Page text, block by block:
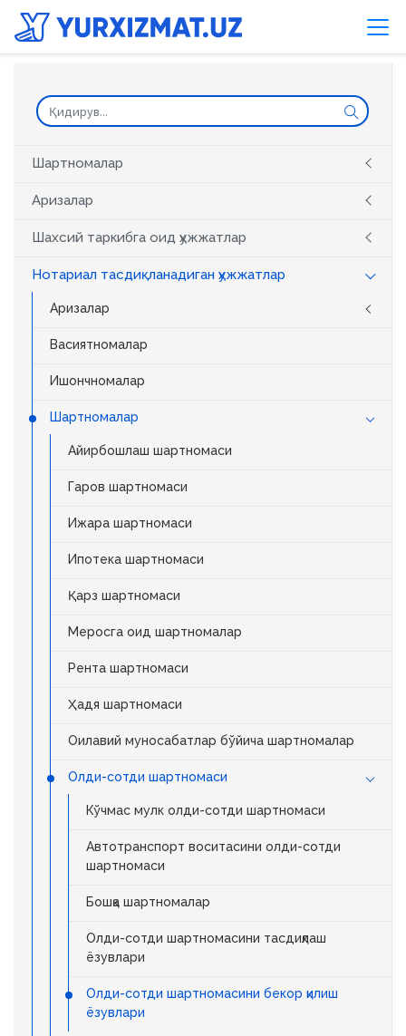
Шартномалар
Аризалар
Шахсий таркибга оид ҳужжатлар
Нотариал тасдиқланадиган ҳужжатлар
Аризалар
Васиятномалар
Ишончномалар
Шартномалар
Айирбошлаш шартномаси
Гаров шартномаси
Ижара шартномаси
Ипотека шартномаси
Қарз шартномаси
Меросга оид шартномалар
Рента шартномаси
Ҳадя шартномаси
Оилавий муносабатлар бўйича шартномалар
Олди-сотди шартномаси
Кўчмас мулк олди-сотди шартномаси
Автотранспорт воситасини олди-сотди
шартномаси
Бошқа шартномалар
Олди-сотди шартномасини тасдиқлаш
ёзувлари
Олди-сотди шартномасини бекор қилиш
ёзувлари